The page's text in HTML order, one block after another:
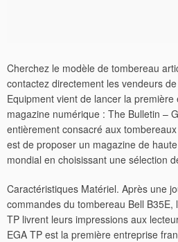
Cherchez le modèle de tombereau
contactez directement les vendeurs
Equipment vient de lancer la
magazine numérique : The Bulletin –
entièrement consacré aux
est de proposer un magazine de
mondial en choisissant une sélection
Caractéristiques Matériel. Après une
commandes du tombereau Bell B35E,
TP livrent leurs impressions aux
EGA TP est la première entreprise